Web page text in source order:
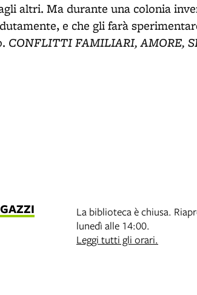
altri. Ma durante una colonia
e che gli farà
CONFLITTI FAMILIARI, AMORE,
La biblioteca è chiusa.
lunedì alle 14:00.
Leggi tutti gli orari.